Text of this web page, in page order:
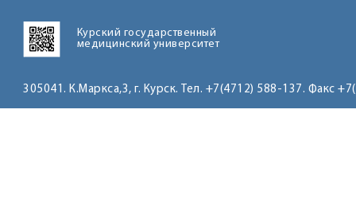
Курский государственный
медицинский университет
305041. К.Маркса,3, г. Курск. Тел. +7(4712) 588-137. Факс